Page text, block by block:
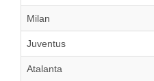
Milan
Juventus
Atalanta